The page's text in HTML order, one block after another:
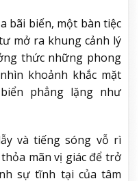
bãi biển, một bàn tiệc
mở ra khung cảnh lý
thức những phong
khoảnh khắc mặt
phẳng lặng như
và tiếng sóng vỗ rì
mãn vị giác để trở
sự tĩnh tại của tâm